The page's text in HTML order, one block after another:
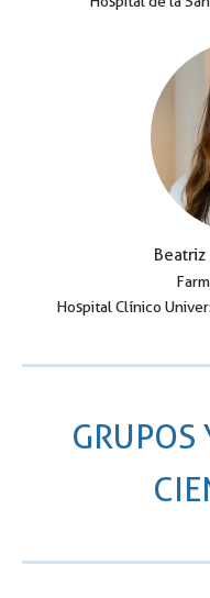
Beatriz
Hospital Clínico
GRUPOS